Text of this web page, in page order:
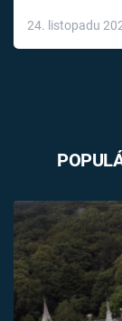
24. listopadu